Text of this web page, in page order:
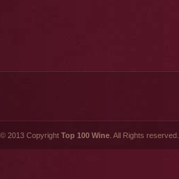
© 2013 Copyright Top 100 Wine . All Rights reserved.